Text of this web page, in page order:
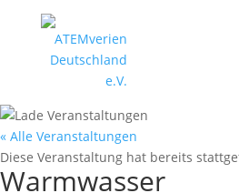
« Alle Veranstaltungen
Diese Veranstaltung hat bereits
Warmwasser